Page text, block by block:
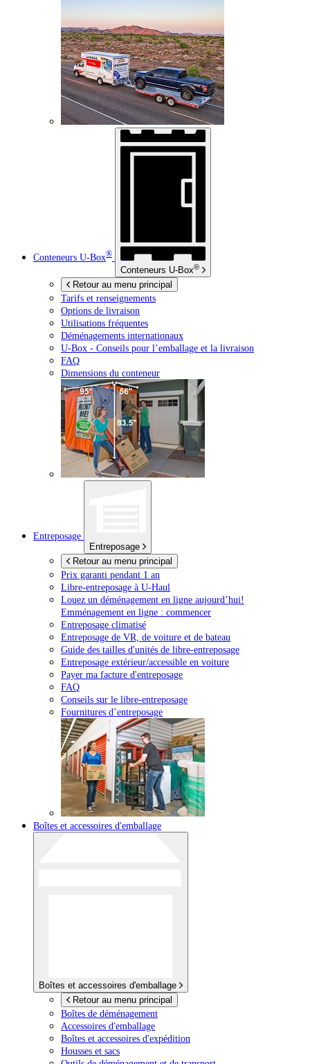
Conteneurs U-Box®
Conteneurs U-Box®
Retour au menu principal
Tarifs et renseignements
Options de livraison
Utilisations fréquentes
Déménagements internationaux
U-Box - Conseils pour l’emballage et la livraison
FAQ
Dimensions du conteneur
Entreposage
Entreposage
Retour au menu principal
Prix garanti pendant 1 an
Libre-entreposage à U-Haul
Louez un déménagement en ligne aujourd’hui!
Emménagement en ligne : commencer
Entreposage climatisé
Entreposage de VR, de voiture et de bateau
Guide des tailles d'unités de libre-entreposage
Entreposage extérieur/accessible en voiture
Payer ma facture d'entreposage
FAQ
Conseils sur le libre-entreposage
Fournitures d’entreposage
Boîtes et accessoires d'emballage
Boîtes et accessoires d'emballage
Retour au menu principal
Boîtes de déménagement
Accessoires d'emballage
Boîtes et accessoires d'expédition
Housses et sacs